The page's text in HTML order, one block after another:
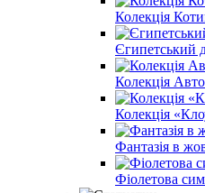
Колекція
Єгипетський
Колекція
Колекція
Фантазія в
Фіолетова